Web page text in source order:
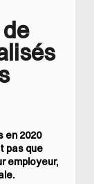
en 2020
pas que
employeur,